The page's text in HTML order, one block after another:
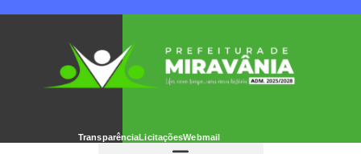
TransparênciaLicitaçõesWebmail